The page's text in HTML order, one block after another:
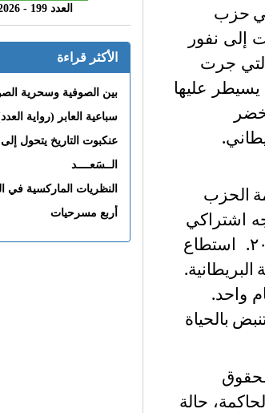
حزب
إلى نفور
جرت
يسيطر عليها
الحزب
اشتراكي
٢٠٠٣. استطاع
البريطانية.
واحد.
بالحياة
حالة
العدد 199 - 2026 Jul
الأكثر قراءة
بين الصوفية وسحرية
سباعية العابر (رواية
الــسَعــــد
النظريات الماركسية في
أربع مسرحيات